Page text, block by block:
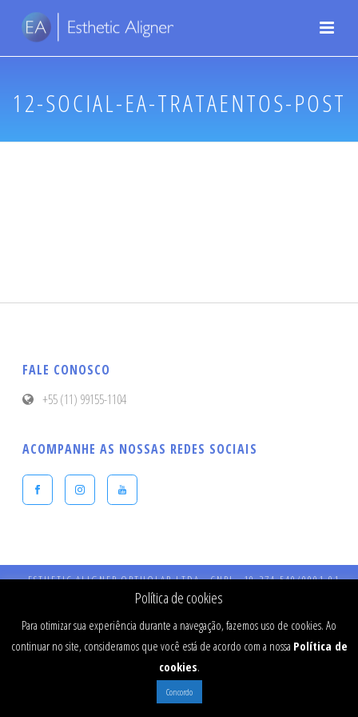
12-SOCIAL-EA-TRATAENTOS-POST
FALE CONOSCO
+55 (11) 99155-1104
ACOMPANHE AS NOSSAS REDES SOCIAIS
ESTHETIC ALIGNER ORTHOLAB LTDA - CNPJ - 19.274.540/0001-91 -
Endereço: Praça Presidente Kennedy, 90 – Vila Bastos – CEP: 09041-040
Santo André - SP - CRO 984 - RT: Dr Fernando Stefanato Buranello -
Política de cookies
Para otimizar sua experiência durante a navegação, fazemos uso de cookies. Ao
continuar no site, consideramos que você está de acordo com a nossa Política de
cookies.
Concordo